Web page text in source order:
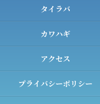
タイラバ
カワハギ
アクセス
プライバシーポリシー